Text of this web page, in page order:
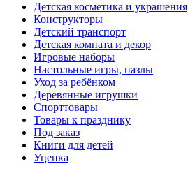
Детская косметика и украшения
Конструкторы
Детский транспорт
Детская комната и декор
Игровые наборы
Настольные игры, пазлы
Уход за ребёнком
Деревянные игрушки
Спорттовары
Товары к празднику
Под заказ
Книги для детей
Уценка